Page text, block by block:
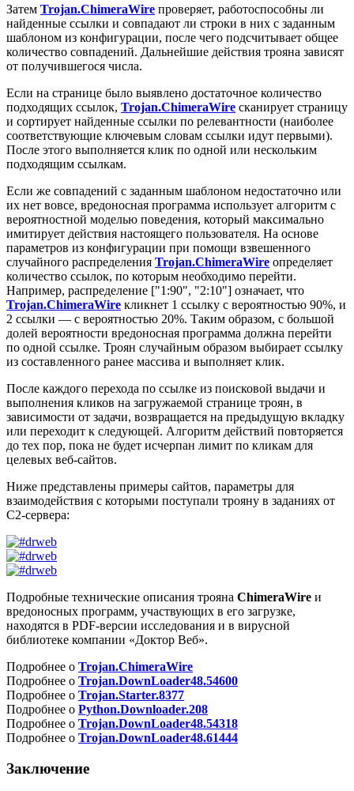
Затем Trojan.ChimeraWire проверяет, работоспособны ли
найденные ссылки и совпадают ли строки в них с заданным
шаблоном из конфигурации, после чего подсчитывает общее
количество совпадений. Дальнейшие действия трояна зависят
от получившегося числа.
Если на странице было выявлено достаточное количество
подходящих ссылок, Trojan.ChimeraWire сканирует страницу
и сортирует найденные ссылки по релевантности (наиболее
соответствующие ключевым словам ссылки идут первыми).
После этого выполняется клик по одной или нескольким
подходящим ссылкам.
Если же совпадений с заданным шаблоном недостаточно или
их нет вовсе, вредоносная программа использует алгоритм с
вероятностной моделью поведения, который максимально
имитирует действия настоящего пользователя. На основе
параметров из конфигурации при помощи взвешенного
случайного распределения Trojan.ChimeraWire определяет
количество ссылок, по которым необходимо перейти.
Например, распределение ["1:90", "2:10"] означает, что
Trojan.ChimeraWire кликнет 1 ссылку с вероятностью 90%, и
2 ссылки — с вероятностью 20%. Таким образом, с большой
долей вероятности вредоносная программа должна перейти
по одной ссылке. Троян случайным образом выбирает ссылку
из составленного ранее массива и выполняет клик.
После каждого перехода по ссылке из поисковой выдачи и
выполнения кликов на загружаемой странице троян, в
зависимости от задачи, возвращается на предыдущую вкладку
или переходит к следующей. Алгоритм действий повторяется
до тех пор, пока не будет исчерпан лимит по кликам для
целевых веб-сайтов.
Ниже представлены примеры сайтов, параметры для
взаимодействия с которыми поступали трояну в заданиях от
C2-сервера:
Подробные технические описания трояна ChimeraWire и
вредоносных программ, участвующих в его загрузке,
находятся в PDF-версии исследования и в вирусной
библиотеке компании «Доктор Веб».
Подробнее о Trojan.ChimeraWire
Подробнее о Trojan.DownLoader48.54600
Подробнее о Trojan.Starter.8377
Подробнее о Python.Downloader.208
Подробнее о Trojan.DownLoader48.54318
Подробнее о Trojan.DownLoader48.61444
Заключение